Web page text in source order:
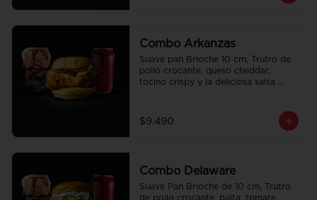
Combo Arkanzas
Suave pan Brioche 10 cm, Trutro de
pollo crocante, queso cheddar,
tocino crispy y la deliciosa salsa
de la casa de regalo a elección y una
Bebida de 350cc a elección.
$9.490
Combo Delaware
Suave Pan Brioche de 10 cm, Trutro
de pollo crocante, palta, tomate.